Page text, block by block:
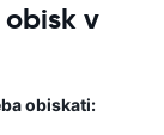
v
obiskati: